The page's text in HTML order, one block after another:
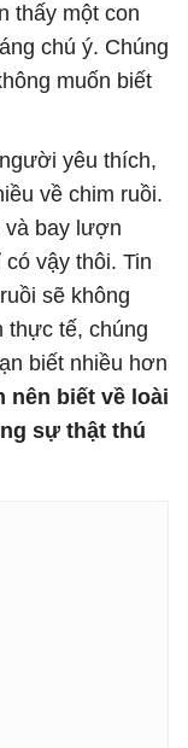
thấy một con
chú ý. Chúng
muốn biết
yêu thích,
về chim ruồi.
và bay lượn
vậy thôi. Tin
sẽ không
thực tế, chúng
biết nhiều hơn
nên biết về loài
sự thật thú